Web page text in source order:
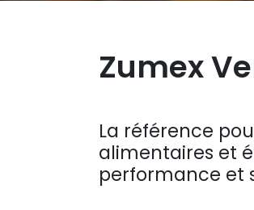
Zumex
La référence
alimentaires et
performance et